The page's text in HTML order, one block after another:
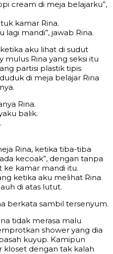
cream di meja belajarku”,
kamar Rina.
lagi mandi”, jawab Rina.
aku lihat di sudut
Rina yang seksi itu
partisi plastik tipis
di meja belajar Rina
Rina.
balik.
Rina, ketika tiba-tiba
kecoak”, dengan tanpa
kamar mandi itu.
ketika aku melihat Rina
di atas lutut.
berkata sambil tersenyum.
tidak merasa malu
shower yang dia
kuyup. Kamipun
kloset dengan tak kalah